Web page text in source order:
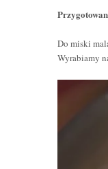
Do miski
Wyrabiamy